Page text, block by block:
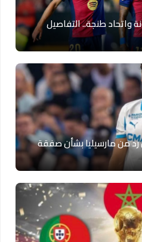
واتحاد طنجة.. التفاصيل
من مارسيليا بشأن صفقة